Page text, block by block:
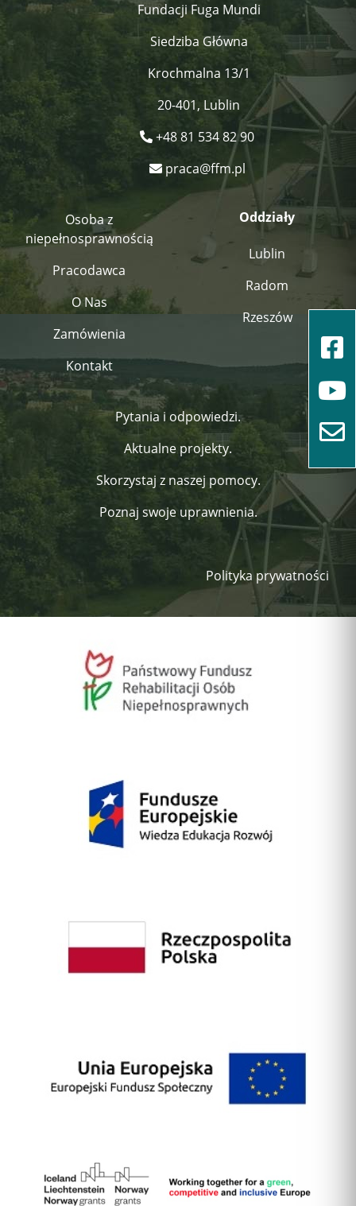
Fundacji Fuga Mundi
Siedziba Główna
Krochmalna 13/1
20-401, Lublin
+48 81 534 82 90
praca@ffm.pl
Osoba z
niepełnosprawnością
Pracodawca
O Nas
Zamówienia
Kontakt
Oddziały
Lublin
Radom
Rzeszów
Pytania i odpowiedzi.
Aktualne projekty.
Skorzystaj z naszej pomocy.
Poznaj swoje uprawnienia.
Polityka prywatności